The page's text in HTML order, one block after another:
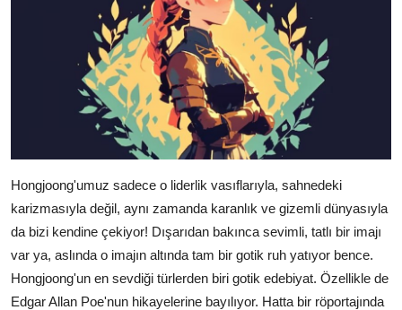
Hongjoong'umuz sadece o liderlik vasıflarıyla, sahnedeki
karizmasıyla değil, aynı zamanda karanlık ve gizemli dünyasıyla
da bizi kendine çekiyor! Dışarıdan bakınca sevimli, tatlı bir imajı
var ya, aslında o imajın altında tam bir gotik ruh yatıyor bence.
Hongjoong'un en sevdiği türlerden biri gotik edebiyat. Özellikle de
Edgar Allan Poe'nun hikayelerine bayılıyor. Hatta bir röportajında